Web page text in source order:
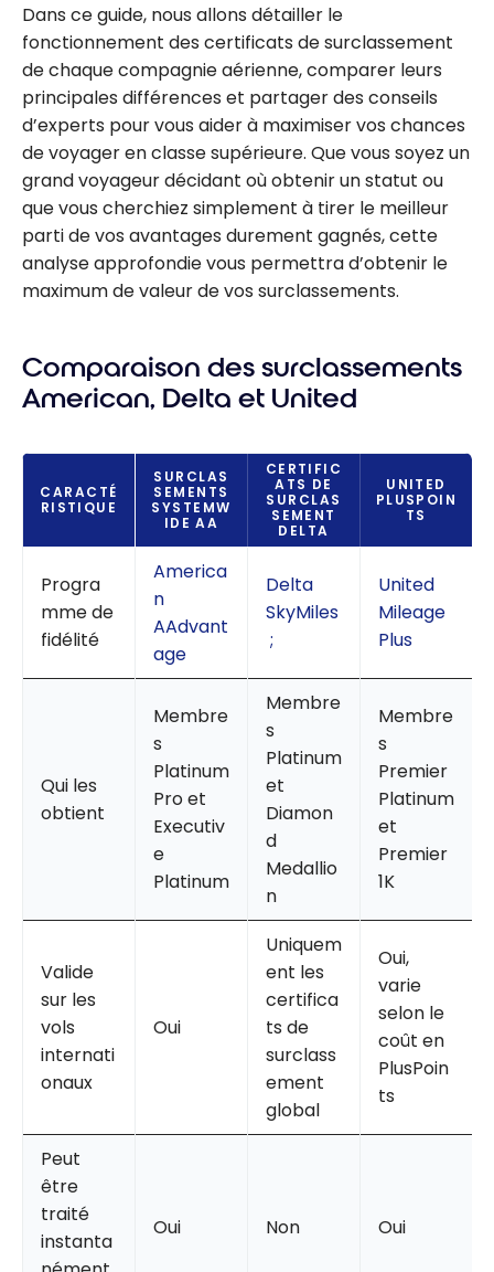
Dans ce guide, nous allons détailler le
fonctionnement des certificats de surclassement
de chaque compagnie aérienne, comparer leurs
principales différences et partager des conseils
d’experts pour vous aider à maximiser vos chances
de voyager en classe supérieure. Que vous soyez un
grand voyageur décidant où obtenir un statut ou
que vous cherchiez simplement à tirer le meilleur
parti de vos avantages durement gagnés, cette
analyse approfondie vous permettra d’obtenir le
maximum de valeur de vos surclassements.
Comparaison des surclassements
American, Delta et United
CARACTÉ
RISTIQUE
SURCLAS
SEMENTS
SYSTEMW
IDE AA
CERTIFIC
ATS DE
SURCLAS
SEMENT
DELTA
UNITED
PLUSPOIN
TS
Progra
mme de
fidélité
America
n
AAdvant
age
Delta
SkyMiles
;
United
Mileage
Plus
Qui les
obtient
Membre
s
Platinum
Pro et
Executiv
e
Platinum
Membre
s
Platinum
et
Diamon
d
Medallio
n
Membre
s
Premier
Platinum
et
Premier
1K
Valide
sur les
vols
internati
onaux
Oui
Uniquem
ent les
certifica
ts de
surclass
ement
global
Oui,
varie
selon le
coût en
PlusPoin
ts
Peut
être
traité
instanta
Oui Non Oui